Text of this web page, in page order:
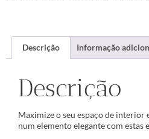
Descrição Informação
Descrição
Maximize o seu espaço de interior
num elemento elegante com estas